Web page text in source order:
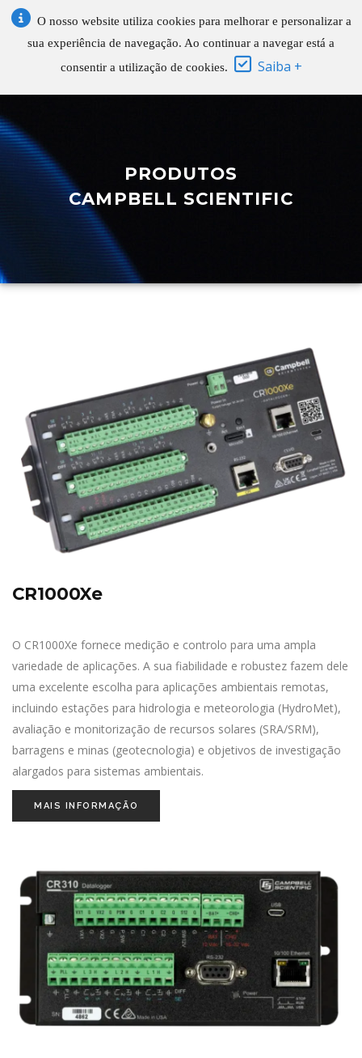
O nosso website utiliza cookies para melhorar e personalizar a
sua experiência de navegação. Ao continuar a navegar está a
consentir a utilização de cookies.
Saiba +
PRODUTOS
CAMPBELL SCIENTIFIC
CR1000Xe
O CR1000Xe fornece medição e controlo para uma ampla
variedade de aplicações. A sua fiabilidade e robustez fazem dele
uma excelente escolha para aplicações ambientais remotas,
incluindo estações para hidrologia e meteorologia (HydroMet),
avaliação e monitorização de recursos solares (SRA/SRM),
barragens e minas (geotecnologia) e objetivos de investigação
alargados para sistemas ambientais.
MAIS INFORMAÇÃO